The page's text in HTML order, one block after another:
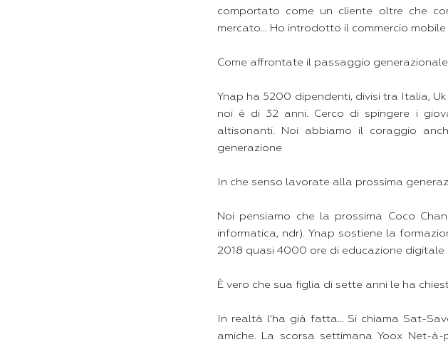
comportato come un cliente oltre che
mercato... Ho introdotto il commercio
Come affrontate il passaggio
Ynap ha 5200 dipendenti, divisi tra Italia,
noi è di 32 anni. Cerco di spingere i
altisonanti. Noi abbiamo il coraggio
generazione
In che senso lavorate alla prossima
Noi pensiamo che la prossima Coco
informatica, ndr). Ynap sostiene la
2018 quasi 4000 ore di educazione
È vero che sua figlia di sette anni le ha
In realtà l’ha già fatta... Si chiama Sat-
amiche. La scorsa settimana Yoox Net-